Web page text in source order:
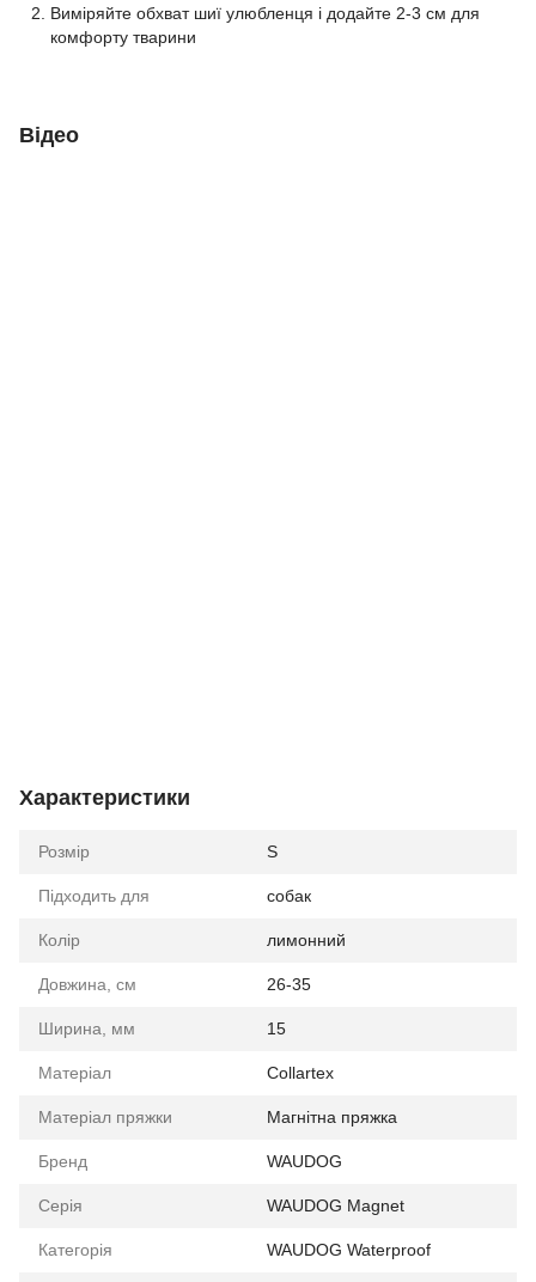
Виміряйте обхват шиї улюбленця і додайте 2-3 см для
комфорту тварини
Відео
Характеристики
Розмір S
Підходить для собак
Колір лимонний
Довжина, см 26-35
Ширина, мм 15
Матеріал Collartex
Матеріал пряжки Магнітна пряжка
Бренд WAUDOG
Серія WAUDOG Magnet
Категорія WAUDOG Waterproof